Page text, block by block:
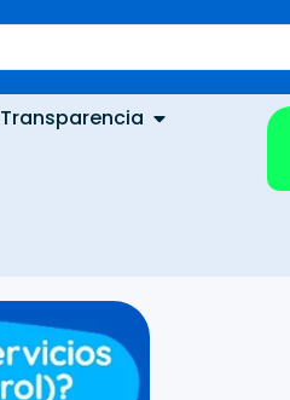
Transparencia